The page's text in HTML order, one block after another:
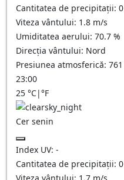
Cantitatea de precipitații: 0
Viteza vântului: 1.8 m/s
Umiditatea aerului: 70.7 %
Direcția vântului: Nord
Presiunea atmosferică: 761
23:00
25 °C|°F
Cer senin
Index UV: -
Cantitatea de precipitații: 0